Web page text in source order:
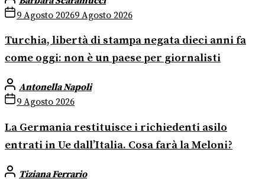
9 Agosto 20269 Agosto 2026
Turchia, libertà di stampa negata dieci anni fa
come oggi: non è un paese per giornalisti
Antonella Napoli
9 Agosto 2026
La Germania restituisce i richiedenti asilo
entrati in Ue dall’Italia. Cosa farà la Meloni?
Tiziana Ferrario